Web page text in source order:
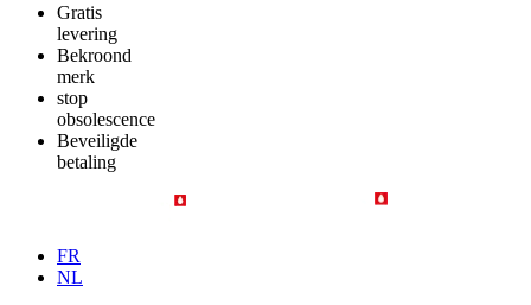
Gratis
levering
Bekroond
merk
stop
obsolescence
Beveiligde
betaling
FR
NL